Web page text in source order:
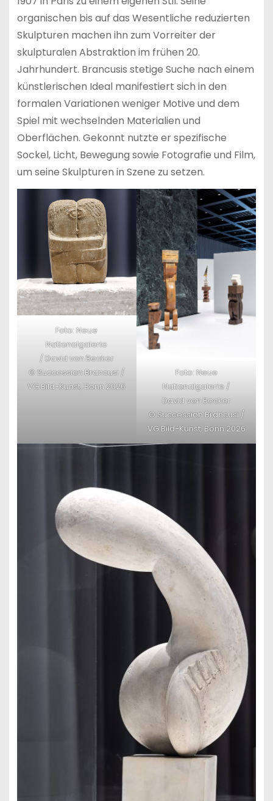
organischen bis auf das Wesentliche reduzierten
Skulpturen machen ihn zum Vorreiter der
skulpturalen Abstraktion im frühen 20.
Jahrhundert. Brancusis stetige Suche nach einem
künstlerischen Ideal manifestiert sich in den
formalen Variationen weniger Motive und dem
Spiel mit wechselnden Materialien und
Oberflächen. Gekonnt nutzte er spezifische
Sockel, Licht, Bewegung sowie Fotografie und Film,
um seine Skulpturen in Szene zu setzen.
Foto: Neue
Nationalgalerie
/ David von Becker
© Succession Brancusi /
VG Bild-Kunst, Bonn 2026
Foto: Neue
Nationalgalerie /
David von Becker
© Succession Brancusi /
VG Bild-Kunst, Bonn 2026